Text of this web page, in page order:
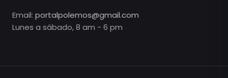
Email: portalpolemos@gmail.com
Lunes a sábado, 8 am - 6 pm